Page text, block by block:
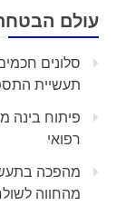
עולם
סלונים
תעשיית
פיתוח בינה
רפואי
מהפכה
מהחווה